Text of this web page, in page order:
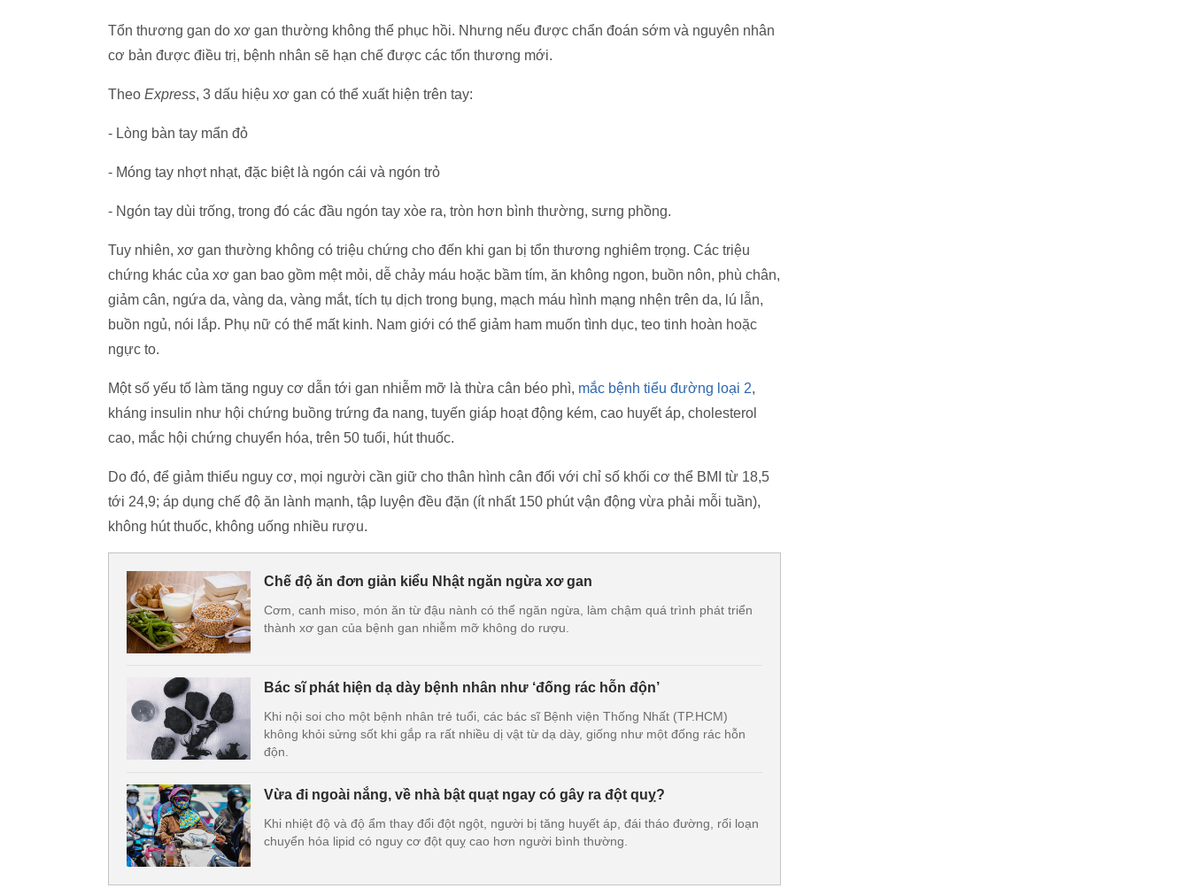
Tổn thương gan do xơ gan thường không thể phục hồi. Nhưng nếu được chẩn đoán sớm và nguyên nhân
cơ bản được điều trị, bệnh nhân sẽ hạn chế được các tổn thương mới.
Theo Express, 3 dấu hiệu xơ gan có thể xuất hiện trên tay:
- Lòng bàn tay mẩn đỏ
- Móng tay nhợt nhạt, đặc biệt là ngón cái và ngón trỏ
- Ngón tay dùi trống, trong đó các đầu ngón tay xòe ra, tròn hơn bình thường, sưng phồng.
Tuy nhiên, xơ gan thường không có triệu chứng cho đến khi gan bị tổn thương nghiêm trọng. Các triệu
chứng khác của xơ gan bao gồm mệt mỏi, dễ chảy máu hoặc bầm tím, ăn không ngon, buồn nôn, phù chân,
giảm cân, ngứa da, vàng da, vàng mắt, tích tụ dịch trong bụng, mạch máu hình mạng nhện trên da, lú lẫn,
buồn ngủ, nói lắp. Phụ nữ có thể mất kinh. Nam giới có thể giảm ham muốn tình dục, teo tinh hoàn hoặc
ngực to.
Một số yếu tố làm tăng nguy cơ dẫn tới gan nhiễm mỡ là thừa cân béo phì, mắc bệnh tiểu đường loại 2,
kháng insulin như hội chứng buồng trứng đa nang, tuyến giáp hoạt động kém, cao huyết áp, cholesterol
cao, mắc hội chứng chuyển hóa, trên 50 tuổi, hút thuốc.
Do đó, để giảm thiểu nguy cơ, mọi người cần giữ cho thân hình cân đối với chỉ số khối cơ thể BMI từ 18,5
tới 24,9; áp dụng chế độ ăn lành mạnh, tập luyện đều đặn (ít nhất 150 phút vận động vừa phải mỗi tuần),
không hút thuốc, không uống nhiều rượu.
Chế độ ăn đơn giản kiểu Nhật ngăn ngừa xơ gan
Cơm, canh miso, món ăn từ đậu nành có thể ngăn ngừa, làm chậm quá trình phát triển
thành xơ gan của bệnh gan nhiễm mỡ không do rượu.
Bác sĩ phát hiện dạ dày bệnh nhân như ‘đống rác hỗn độn’
Khi nội soi cho một bệnh nhân trẻ tuổi, các bác sĩ Bệnh viện Thống Nhất (TP.HCM)
không khỏi sửng sốt khi gắp ra rất nhiều dị vật từ dạ dày, giống như một đống rác hỗn
độn.
Vừa đi ngoài nắng, về nhà bật quạt ngay có gây ra đột quỵ?
Khi nhiệt độ và độ ẩm thay đổi đột ngột, người bị tăng huyết áp, đái tháo đường, rối loạn
chuyển hóa lipid có nguy cơ đột quỵ cao hơn người bình thường.